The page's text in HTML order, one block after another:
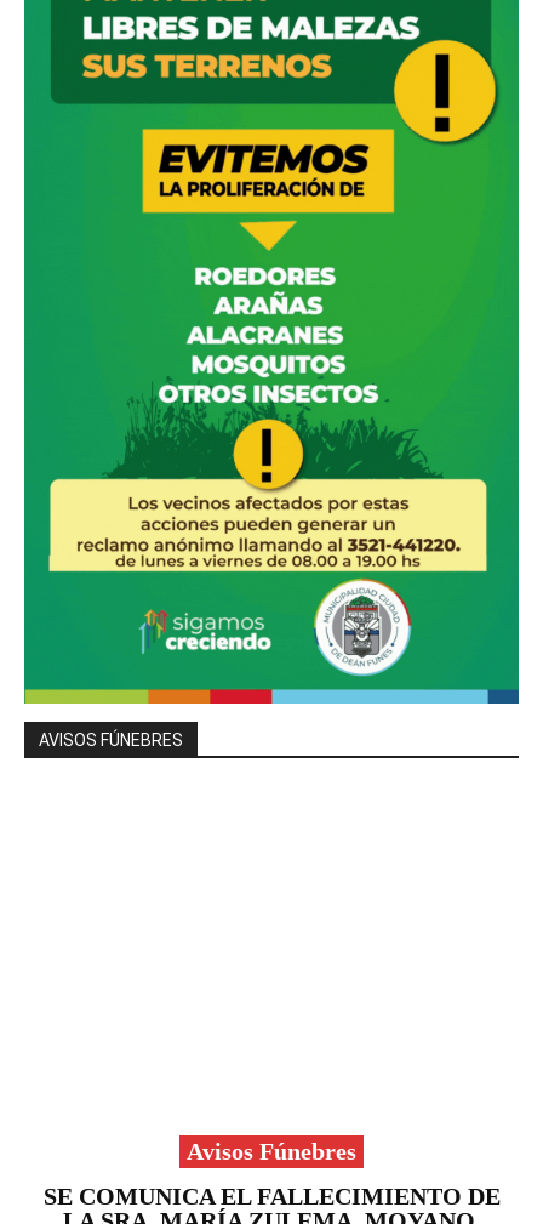
AVISOS FÚNEBRES
Avisos Fúnebres
SE COMUNICA EL FALLECIMIENTO DE